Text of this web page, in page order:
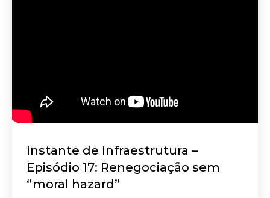
Instante de Infraestrutura –
Episódio 17: Renegociação sem
“moral hazard”